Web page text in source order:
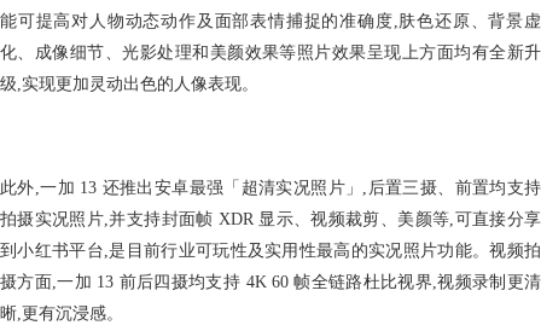
能可提高对人物动态动作及面部表情捕捉的准确度,肤色还原、背景虚
化、成像细节、光影处理和美颜效果等照片效果呈现上方面均有全新升
级,实现更加灵动出色的人像表现。
此外,一加 13 还推出安卓最强「超清实况照片」,后置三摄、前置均支持
拍摄实况照片,并支持封面帧 XDR 显示、视频裁剪、美颜等,可直接分享
到小红书平台,是目前行业可玩性及实用性最高的实况照片功能。视频拍
摄方面,一加 13 前后四摄均支持 4K 60 帧全链路杜比视界,视频录制更清
晰,更有沉浸感。